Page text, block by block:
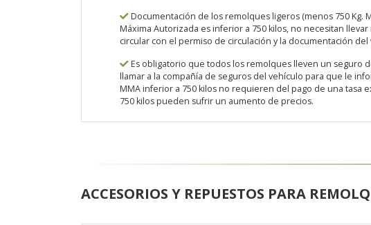
Documentación de los remolques ligeros (menos 750 Kg.
Máxima Autorizada es inferior a 750 kilos, no necesitan
circular con el permiso de circulación y la documentación
Es obligatorio que todos los remolques lleven un seguro
llamar a la compañía de seguros del vehículo para que le
MMA inferior a 750 kilos no requieren del pago de una tasa
750 kilos pueden sufrir un aumento de precios.
ACCESORIOS Y REPUESTOS PARA